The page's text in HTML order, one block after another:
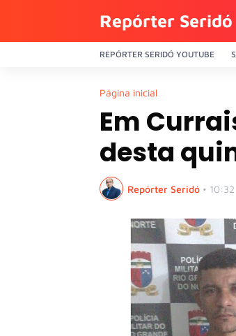
Repórter Seridó
REPÓRTER SERIDÓ YOUTUBE
Página inicial
Em
desta
Repórter Seridó • 10:32